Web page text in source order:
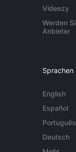
Videezy
Werden
Anbieter
Sprachen
English
Español
Português
Deutsch